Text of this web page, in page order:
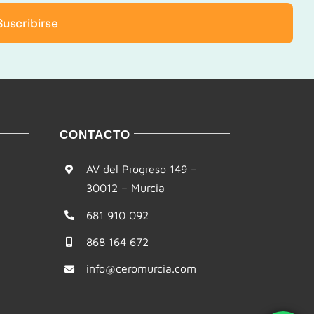
CONTACTO
AV del Progreso 149 –
30012 – Murcia
681 910 092
868 164 672
info@ceromurcia.com